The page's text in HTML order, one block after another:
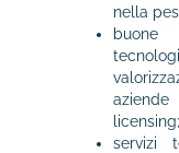
nella
buone
licensing;
servizi